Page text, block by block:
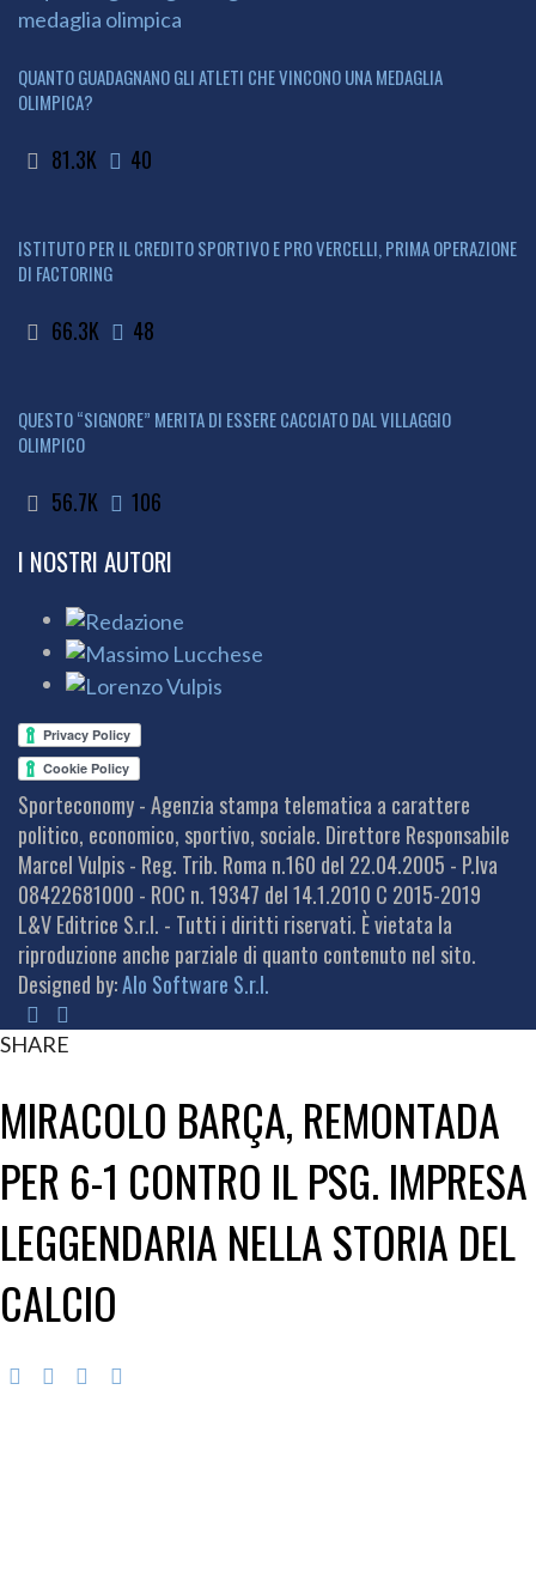
QUANTO GUADAGNANO GLI ATLETI CHE VINCONO UNA MEDAGLIA
OLIMPICA?
81.3K 40
ISTITUTO PER IL CREDITO SPORTIVO E PRO VERCELLI, PRIMA OPERAZIONE
DI FACTORING
66.3K 48
QUESTO “SIGNORE” MERITA DI ESSERE CACCIATO DAL VILLAGGIO
OLIMPICO
56.7K 106
I NOSTRI AUTORI
Sporteconomy - Agenzia stampa telematica a carattere
politico, economico, sportivo, sociale. Direttore Responsabile
Marcel Vulpis - Reg. Trib. Roma n.160 del 22.04.2005 - P.Iva
08422681000 - ROC n. 19347 del 14.1.2010 C 2015-2019
L&V Editrice S.r.l. - Tutti i diritti riservati. È vietata la
riproduzione anche parziale di quanto contenuto nel sito.
Designed by:Alo Software S.r.l.
SHARE
MIRACOLO BARÇA, REMONTADA
PER 6-1 CONTRO IL PSG. IMPRESA
LEGGENDARIA NELLA STORIA DEL
CALCIO